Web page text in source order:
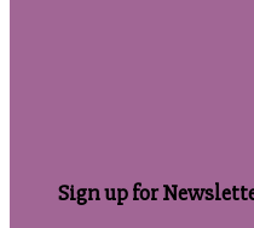
Sign up for